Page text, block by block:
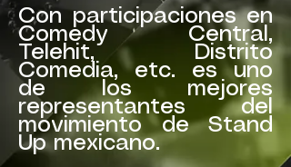
Con participaciones en
Comedy Central,
Telehit, Distrito
Comedia, etc. es uno
de los mejores
representantes del
movimiento de Stand
Up mexicano.